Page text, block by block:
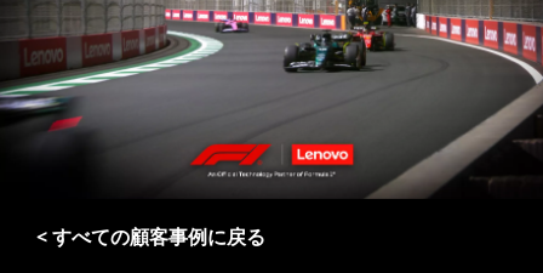
< すべての顧客事例に戻る